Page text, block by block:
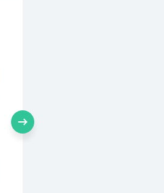
長い距離があっても良いの
加できず、今年は距離の短い４
したが最終日に申し込んで参加し
コース案内ですが国道５４号か…
ひろしま安芸高田mini2025